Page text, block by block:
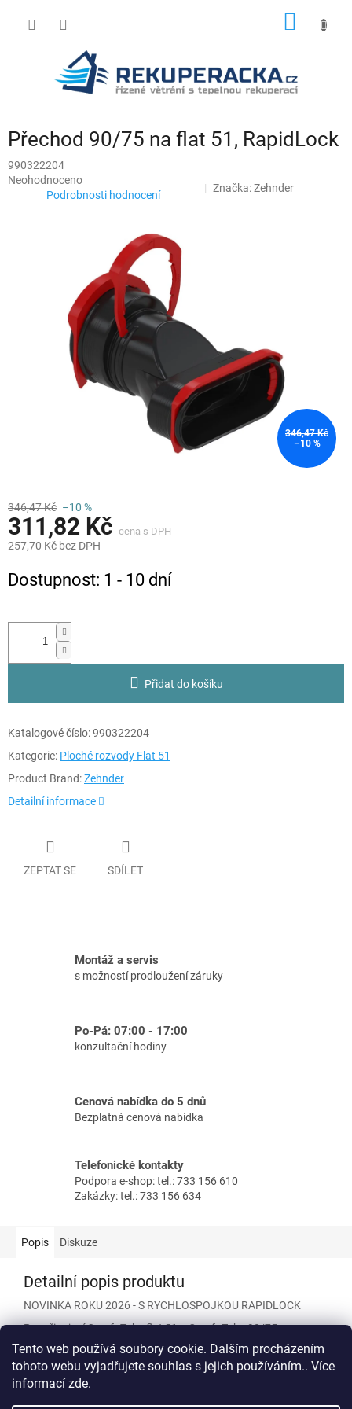
Tento web používá soubory cookie. Dalším procházením
tohoto webu vyjadřujete souhlas s jejich používáním.. Více
informací zde.
Přechod 90/75 na flat 51, RapidLock
990322204
Průměrné
hodnocení
Neohodnoceno
Podrobnosti hodnocení
Značka:Zehnder
346,47 Kč
–10 %
346,47 Kč –10 %
311,82 Kč
257,70 Kč bez DPH
cena:
Dostupnost: 1 - 10 dní
Přidat do košíku
Katalogové číslo:990322204
Kategorie: Ploché rozvody Flat 51
Product Brand:Zehnder
Detailní informace
ZEPTAT SE SDÍLET
Montáž a servis
s možností prodloužení záruky
Po-Pá: 07:00 - 17:00
konzultační hodiny
Cenová nabídka do 5 dnů
Bezplatná cenová nabídka
Telefonické kontakty
Podpora e-shop: tel.: 733 156 610
Zakázky: tel.: 733 156 634
Popis Diskuze
Detailní popis produktu
NOVINKA ROKU 2026 - S RYCHLOSPOJKOU RAPIDLOCK
Pro připojení ComfoTube flat 51 a ComfoTube 90/75.
Neobsahuje O-kroužky, nutno objednat zvlášť.